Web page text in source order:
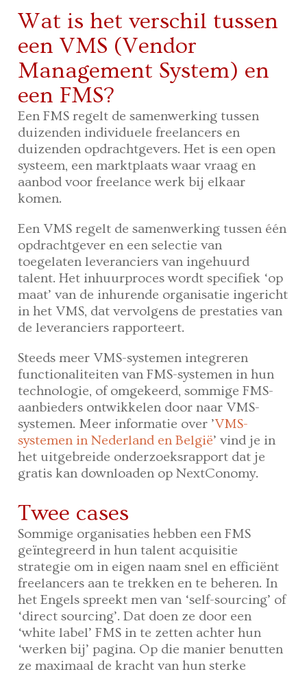
Wat is het verschil tussen
een VMS (Vendor
Management System) en
een FMS?
Een FMS regelt de samenwerking tussen
duizenden individuele freelancers en
duizenden opdrachtgevers. Het is een open
systeem, een marktplaats waar vraag en
aanbod voor freelance werk bij elkaar
komen.
Een VMS regelt de samenwerking tussen één
opdrachtgever en een selectie van
toegelaten leveranciers van ingehuurd
talent. Het inhuurproces wordt specifiek ‘op
maat’ van de inhurende organisatie ingericht
in het VMS, dat vervolgens de prestaties van
de leveranciers rapporteert.
Steeds meer VMS-systemen integreren
functionaliteiten van FMS-systemen in hun
technologie, of omgekeerd, sommige FMS-
aanbieders ontwikkelen door naar VMS-
systemen. Meer informatie over ’VMS-
systemen in Nederland en België’ vind je in
het uitgebreide onderzoeksrapport dat je
gratis kan downloaden op NextConomy.
Twee cases
Sommige organisaties hebben een FMS
geïntegreerd in hun talent acquisitie
strategie om in eigen naam snel en efficiënt
freelancers aan te trekken en te beheren. In
het Engels spreekt men van ‘self-sourcing’ of
‘direct sourcing’. Dat doen ze door een
‘white label’ FMS in te zetten achter hun
‘werken bij’ pagina. Op die manier benutten
ze maximaal de kracht van hun sterke